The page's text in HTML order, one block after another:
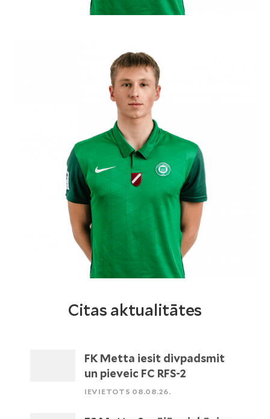
Citas aktualitātes
FK Metta iesit divpadsmit
un pieveic FC RFS-2
IEVIETOTS 08.08.26.